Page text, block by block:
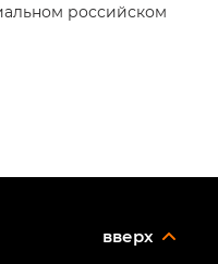
российском
вверх